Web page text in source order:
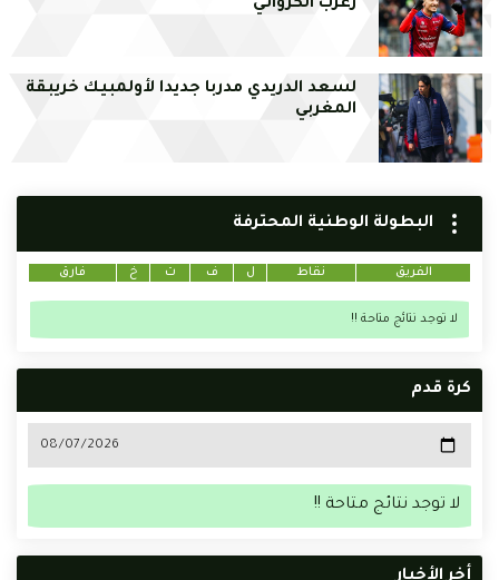
زغرب الكرواتي
لسعد الدريدي مدربا جديدا لأولمبيك خريبقة
المغربي
البطولة الوطنية المحترفة
الفريق نقاط ل ف ت خ فارق
لا توجد نتائج متاحة !!
كرة قدم
لا توجد نتائج متاحة !!